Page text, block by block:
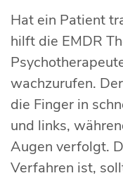
Hat ein Patient
hilft die EMDR
wachzurufen.
die Finger in
und links,
Augen verfolgt.
Verfahren ist,